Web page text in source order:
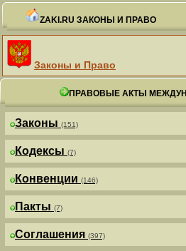
ZAKI.RU ЗАКОНЫ И ПРАВО
Законы и Право
ПРАВОВЫЕ АКТЫ
Законы (151)
Кодексы (7)
Конвенции (146)
Пакты (7)
Соглашения (397)